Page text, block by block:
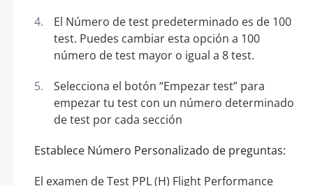
El Número de test predeterminado es de 100
test. Puedes cambiar esta opción a 100
número de test mayor o igual a 8 test.
Selecciona el botón “Empezar test” para
empezar tu test con un número determinado
de test por cada sección
Establece Número Personalizado de preguntas:
El examen de Test PPL (H) Flight Performance